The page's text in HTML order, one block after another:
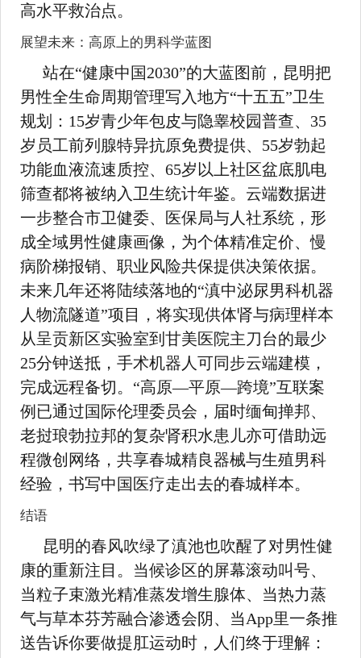
高水平救治点。
展望未来：高原上的男科学蓝图
站在“健康中国2030”的大蓝图前，昆明把
男性全生命周期管理写入地方“十五五”卫生
规划：15岁青少年包皮与隐睾校园普查、35
岁员工前列腺特异抗原免费提供、55岁勃起
功能血液流速质控、65岁以上社区盆底肌电
筛查都将被纳入卫生统计年鉴。云端数据进
一步整合市卫健委、医保局与人社系统，形
成全域男性健康画像，为个体精准定价、慢
病阶梯报销、职业风险共保提供决策依据。
未来几年还将陆续落地的“滇中泌尿男科机器
人物流隧道”项目，将实现供体肾与病理样本
从呈贡新区实验室到甘美医院主刀台的最少
25分钟送抵，手术机器人可同步云端建模，
完成远程备切。“高原—平原—跨境”互联案
例已通过国际伦理委员会，届时缅甸掸邦、
老挝琅勃拉邦的复杂肾积水患儿亦可借助远
程微创网络，共享春城精良器械与生殖男科
经验，书写中国医疗走出去的春城样本。
结语
昆明的春风吹绿了滇池也吹醒了对男性健
康的重新注目。当候诊区的屏幕滚动叫号、
当粒子束激光精准蒸发增生腺体、当热力蒸
气与草本芬芳融合渗透会阴、当App里一条推
送告诉你要做提肛运动时，人们终于理解：